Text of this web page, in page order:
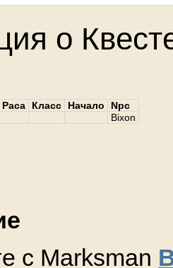
о
Раса Класс Начало
Npc
Bixon
с Marksman